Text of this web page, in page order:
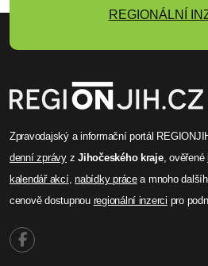
REGIONÁLNÍ
Zpravodajský a informační portál
denní zprávyzJihočeského kraje, ověřené
kalendář akcí,nabídky prácea mnoho
cenově dostupnou regionální inzerci pro